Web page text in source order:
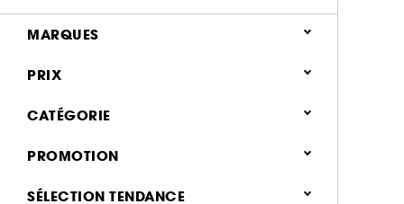
MARQUES
ANASTASIA BEVERLY HILLS (3)
PRIX
CATÉGORIE
Maquillage
PROMOTION
0 (84)
SÉLECTION TENDANCE